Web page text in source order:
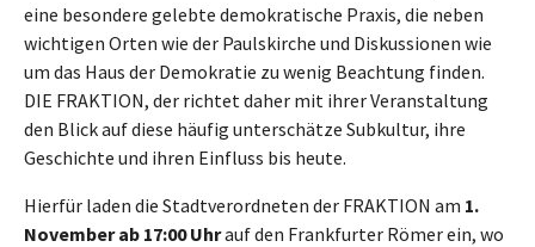
eine besondere gelebte demokratische Praxis, die neben
wichtigen Orten wie der Paulskirche und Diskussionen wie
um das Haus der Demokratie zu wenig Beachtung finden.
DIE FRAKTION, der richtet daher mit ihrer Veranstaltung
den Blick auf diese häufig unterschätze Subkultur, ihre
Geschichte und ihren Einfluss bis heute.
Hierfür laden die Stadtverordneten der FRAKTION am 1.
November ab 17:00 Uhrauf den Frankfurter Römer ein, wo